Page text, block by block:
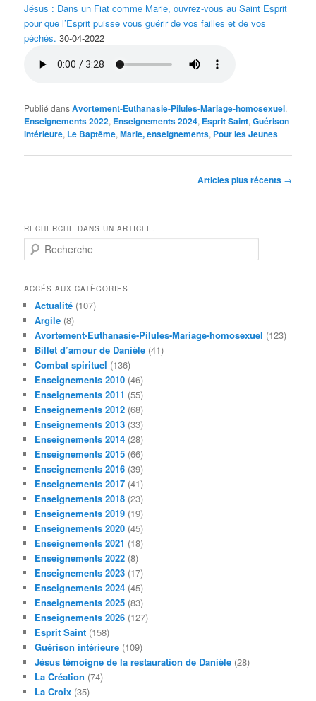
Jésus : Dans un Fiat comme Marie, ouvrez-vous au Saint Esprit
pour que l’Esprit puisse vous guérir de vos failles et de vos
péchés. 30-04-2022
Publié dansAvortement-Euthanasie-Pilules-Mariage-homosexuel,
Enseignements 2022, Enseignements 2024, Esprit Saint,Guérison
intérieure, Le Baptême,Marie, enseignements, Pour les Jeunes
articles
Articles plus récents →
RECHERCHE DANS UN ARTICLE.
e
h
c
h
e
ACCÉS AUX CATÈGORIES
Actualité (107)
Argile (8)
Avortement-Euthanasie-Pilules-Mariage-homosexuel (123)
Billet d’amour de Danièle (41)
Combat spirituel (136)
Enseignements 2010 (46)
Enseignements 2011 (55)
Enseignements 2012 (68)
Enseignements 2013 (33)
Enseignements 2014 (28)
Enseignements 2015 (66)
Enseignements 2016 (39)
Enseignements 2017 (41)
Enseignements 2018 (23)
Enseignements 2019 (19)
Enseignements 2020 (45)
Enseignements 2021 (18)
Enseignements 2022 (8)
Enseignements 2023 (17)
Enseignements 2024 (45)
Enseignements 2025 (83)
Enseignements 2026 (127)
Esprit Saint (158)
Guérison intérieure (109)
Jésus témoigne de la restauration de Danièle (28)
La Création (74)
La Croix (35)